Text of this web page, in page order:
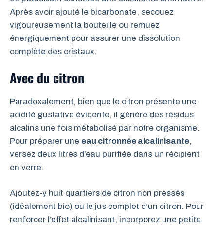
Après avoir ajouté le bicarbonate, secouez
vigoureusement la bouteille ou remuez
énergiquement pour assurer une dissolution
complète des cristaux.
Avec du citron
Paradoxalement, bien que le citron présente une
acidité gustative évidente, il génère des résidus
alcalins une fois métabolisé par notre organisme.
Pour préparer une eau citronnée alcalinisante,
versez deux litres d’eau purifiée dans un récipient
en verre.
Ajoutez-y huit quartiers de citron non pressés
(idéalement bio) ou le jus complet d’un citron. Pour
renforcer l’effet alcalinisant, incorporez une petite